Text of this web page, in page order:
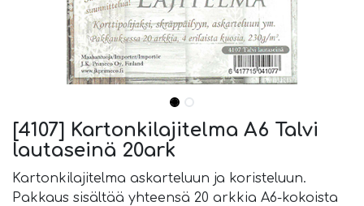
[4107] Kartonkilajitelma A6 Talvi
lautaseinä 20ark
Kartonkilajitelma askarteluun ja koristeluun.
Pakkaus sisältää yhteensä 20 arkkia A6-kokoista